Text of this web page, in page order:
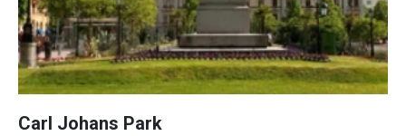
Carl Johans Park